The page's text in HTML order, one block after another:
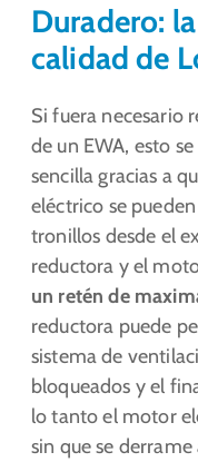
Duradero:
calidad de
Si fuera necesario
de un EWA, esto
sencilla gracias a
eléctrico se
tronillos desde el
reductora y el
un retén de
reductora puede
sistema de
bloqueados y el
lo tanto el motor
sin que se